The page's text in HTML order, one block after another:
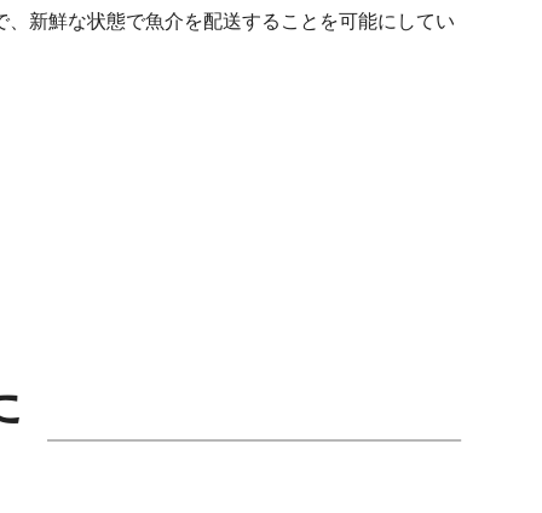
、新鮮な状態で魚介を配送することを可能にしてい